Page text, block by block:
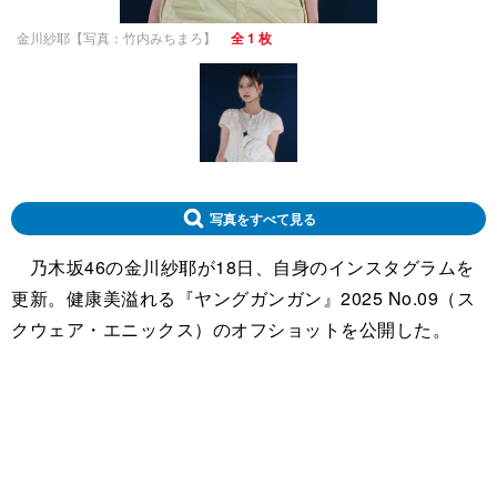
金川紗耶【写真：竹内みちまろ】 全 1 枚
写真をすべて見る
乃木坂46の金川紗耶が18日、自身のインスタグラムを
更新。健康美溢れる『ヤングガンガン』2025 No.09（ス
クウェア・エニックス）のオフショットを公開した。